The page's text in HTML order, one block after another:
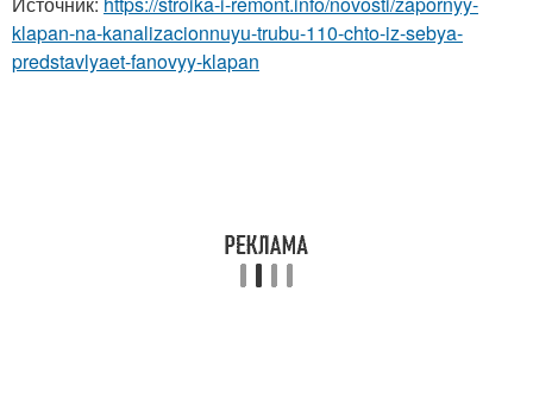
klapan-na-kanalizacionnuyu-trubu-110-chto-iz-sebya-
predstavlyaet-fanovyy-klapan